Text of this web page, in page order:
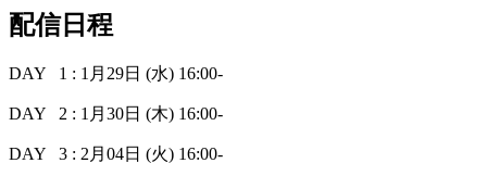
配信日程
DAY 1 : 1月29日 (水) 16:00-
DAY 2 : 1月30日 (木) 16:00-
DAY 3 : 2月04日 (火) 16:00-